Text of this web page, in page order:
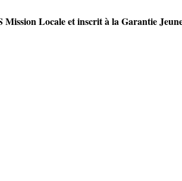
Locale et inscrit à la Garantie